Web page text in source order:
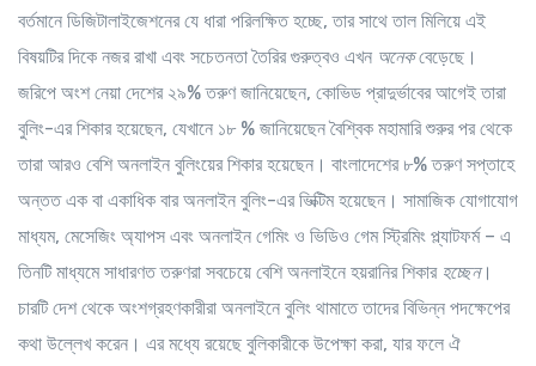
বর্তমানে ডিজিটালাইজেশনের যে ধারা পরিলক্ষিত হচ্ছে, তার সাথে তাল মিলিয়ে এই
বিষয়টির দিকে নজর রাখা এবং সচেতনতা তৈরির গুরুত্বও এখন অনেকবেড়েছে।
জরিপে অংশ নেয়া দেশের ২৯% তরুণ জানিয়েছেন, কোভিড প্রাদুর্ভাবের আগেই তারা
বুলিং-এর শিকার হয়েছেন, যেখানে ১৮ % জানিয়েছেন বৈশ্বিক মহামারি শুরুর পর থেকে
তারা আরও বেশি অনলাইন বুলিংয়ের শিকার হয়েছেন। বাংলাদেশের ৮% তরুণ সপ্তাহে
অন্তত এক বা একাধিক বার অনলাইন বুলিং-এর ভিক্টিম হয়েছেন। সামাজিক যোগাযোগ
মাধ্যম, মেসেজিং অ্যাপস এবং অনলাইন গেমিং ও ভিডিও গেম স্ট্রিমিং প্ল্যাটফর্ম – এ
তিনটি মাধ্যমে সাধারণত তরুণরা সবচেয়ে বেশি অনলাইনে হয়রানির শিকার হচ্ছেন।
চারটি দেশ থেকে অংশগ্রহণকারীরা অনলাইনে বুলিং থামাতে তাদের বিভিন্ন পদক্ষেপের
কথা উল্লেখ করেন। এর মধ্যে রয়েছে বুলিকারীকে উপেক্ষা করা, যার ফলে ঐ